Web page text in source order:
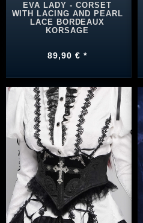
EVA LADY - CORSET
WITH LACING AND PEARL
LACE BORDEAUX
KORSAGE
89,90 € *